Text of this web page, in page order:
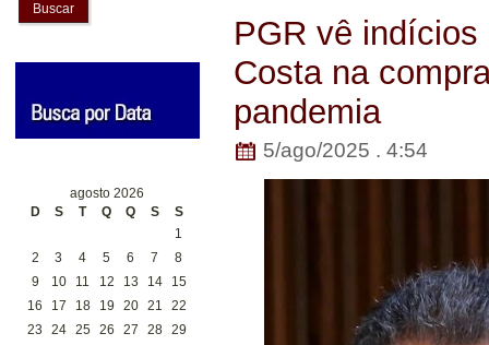
Buscar
agosto 2026
D
S T Q Q S
S
1
2
3 4 5 6 7
8
9
10 11 12 13 14
15
16
17 18 19 20 21
22
23
24 25 26 27 28 29
PGR vê
Costa na
pandemia
5/ago/2025 . 4:54